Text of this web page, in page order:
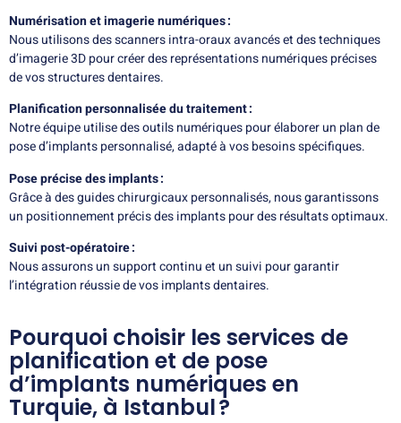
Numérisation et imagerie numériques :
Nous utilisons des scanners intra-oraux avancés et des techniques
d’imagerie 3D pour créer des représentations numériques précises
de vos structures dentaires.
Planification personnalisée du traitement :
Notre équipe utilise des outils numériques pour élaborer un plan de
pose d’implants personnalisé, adapté à vos besoins spécifiques.
Pose précise des implants :
Grâce à des guides chirurgicaux personnalisés, nous garantissons
un positionnement précis des implants pour des résultats optimaux.
Suivi post-opératoire :
Nous assurons un support continu et un suivi pour garantir
l’intégration réussie de vos implants dentaires.
Pourquoi choisir les services de
planification et de pose
d’implants numériques en
Turquie, à Istanbul ?